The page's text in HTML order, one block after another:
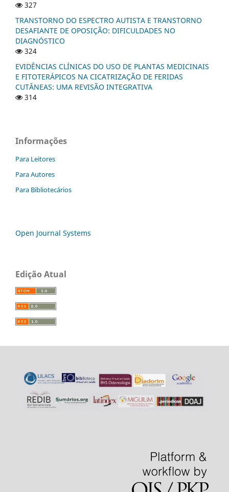
327
TRANSTORNO DO ESPECTRO AUTISTA E TRANSTORNO
DESAFIANTE DE OPOSIÇÃO: DIFICULDADES NO
DIAGNÓSTICO
324
EVIDÊNCIAS CLÍNICAS DO USO DE PLANTAS MEDICINAIS
E FITOTERÁPICOS NA CICATRIZAÇÃO DE FERIDAS
CUTÂNEAS: UMA REVISÃO INTEGRATIVA
314
Informações
Para Leitores
Para Autores
Para Bibliotecários
Open Journal Systems
Edição Atual